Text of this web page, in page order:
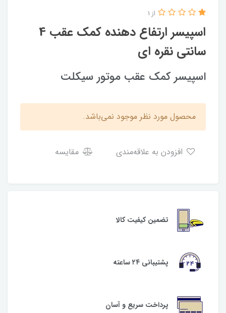
اسپیسر ارتفاع دهنده کمک عقب 4
سانتی نقره ای
از 1
اسپیسر کمک عقب موتور سیکلت
محصول مورد نظر موجود نمی‌باشد.
مقایسه
تضمین کیفیت کالا
پشتیبانی ۲۴ ساعته
پرداخت سریع و آسان